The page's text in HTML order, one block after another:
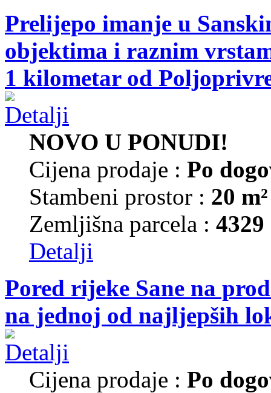
Prelijepo imanje u
objektima i raznim
1 kilometar od
NOVO U PONUDI!
Cijena prodaje : Po
Stambeni prostor : 20 m²
Zemljišna parcela : 4329
Detalji
Pored rijeke Sane na
na jednoj od najljepših
Cijena prodaje : Po